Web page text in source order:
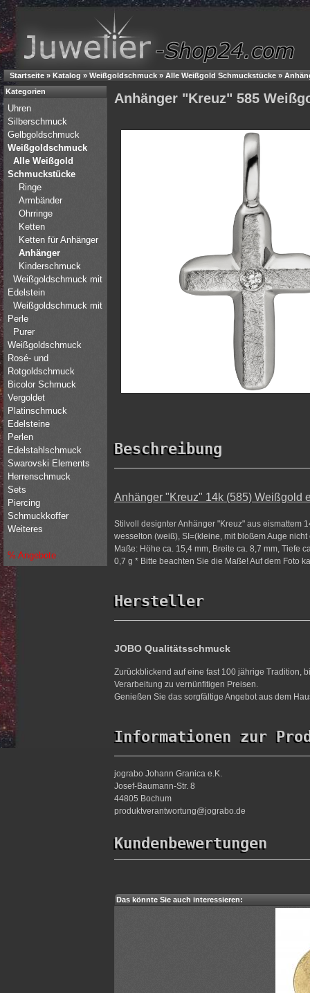
Startseite » Katalog » Weißgoldschmuck » Alle Weißgold Schmuckstücke »
Anhänger "Kreuz" 585
Beschreibung
Anhänger "Kreuz" 14k (585) Weißgold
Stilvoll designter Anhänger "Kreuz" aus eismattem
wesselton (weiß), SI=(kleine, mit bloßem Auge
Maße: Höhe ca. 15,4 mm, Breite ca. 8,7 mm, Tiefe
0,7 g * Bitte beachten Sie die Maße! Auf dem Foto
Hersteller
JOBO Qualitätsschmuck
Zurückblickend auf eine fast 100 jährige Tradition,
Verarbeitung zu vernünfitigen Preisen.
Genießen Sie das sorgfältige Angebot aus dem
Informationen zur
jograbo Johann Granica e.K.
Josef-Baumann-Str. 8
44805 Bochum
produktverantwortung@jograbo.de
Kundenbewertungen
Das könnte Sie auch interessieren:
Kategorien
Uhren
Silberschmuck
Gelbgoldschmuck
Weißgoldschmuck
Alle Weißgold
Schmuckstücke
Ringe
Armbänder
Ohrringe
Ketten
Ketten für Anhänger
Anhänger
Kinderschmuck
Weißgoldschmuck mit
Edelstein
Weißgoldschmuck mit
Perle
Purer
Weißgoldschmuck
Rosé- und
Rotgoldschmuck
Bicolor Schmuck
Vergoldet
Platinschmuck
Edelsteine
Perlen
Edelstahlschmuck
Swarovski Elements
Herrenschmuck
Sets
Piercing
Schmuckkoffer
Weiteres
% Angebote